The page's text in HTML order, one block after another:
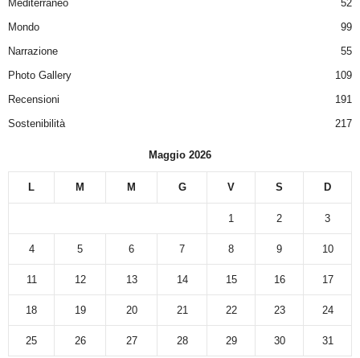
Mediterraneo
52
Mondo
99
Narrazione
55
Photo Gallery
109
Recensioni
191
Sostenibilità
217
Maggio 2026
L M M G V S D
1 2 3
4 5 6 7 8 9 10
11 12 13 14 15 16 17
18 19 20 21 22 23 24
25 26 27 28 29 30
31